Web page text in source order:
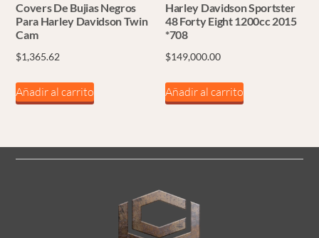
Covers De Bujias Negros
Para Harley Davidson Twin
Cam
$1,365.62
Añadir al carrito
Harley Davidson Sportster
48 Forty Eight 1200cc 2015
*708
$149,000.00
Añadir al carrito